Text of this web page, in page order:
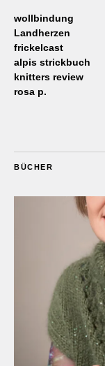
wollbindung
Landherzen
frickelcast
alpis strickbuch
knitters review
rosa p.
BÜCHER